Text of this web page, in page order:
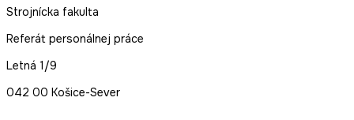
Strojnícka fakulta
Referát personálnej práce
Letná 1/9
042 00 Košice-Sever